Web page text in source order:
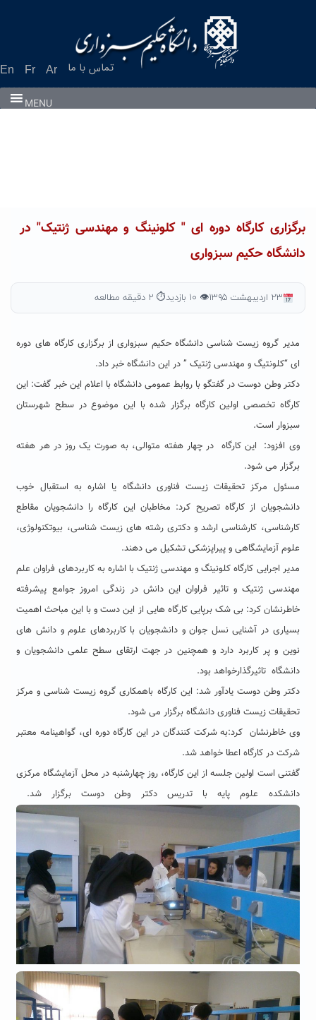
En Fr Ar تماس با ما
MENU
برگزاری کارگاه دوره ای " کلونینگ و مهندسی ژنتیک" در
دانشگاه حکیم سبزواری
۲۳ اردیبهشت ۱۳۹۵ 👁 ۱۰ بازدید ⏱ ۲ دقیقه مطالعه
مدیر گروه زیست شناسی دانشگاه حکیم سبزواری از برگزاری کارگاه های دوره
ای “کلونتیگ و مهندسی ژنتیک ” در این دانشگاه خبر داد.
دکتر وطن دوست در گفتگو با روابط عمومی دانشگاه با اعلام این خبر گفت: این
کارگاه تخصصی اولین کارگاه برگزار شده با این موضوع در سطح شهرستان
سبزوار است.
وی افزود: این کارگاه در چهار هفته متوالی، به صورت یک روز در هر هفته
برگزار می شود.
مسئول مرکز تحقیقات زیست فناوری دانشگاه یا اشاره به استقبال خوب
دانشجویان از کارگاه تصریح کرد: مخاطبان این کارگاه را دانشجویان مقاطع
کارشناسی، کارشناسی ارشد و دکتری رشته های زیست شناسی، بیوتکنولوژی،
علوم آزمایشگاهی و پیراپزشکی تشکیل می دهند.
مدیر اجرایی کارگاه کلونینگ و مهندسی ژنتیک با اشاره به کاربردهای فراوان علم
مهندسی ژنتیک و تاثیر فراوان این دانش در زندگی امروز جوامع پیشرفته
خاطرنشان کرد: بی شک برپایی کارگاه هایی از این دست و با این مباحث اهمیت
بسیاری در آشنایی نسل جوان و دانشجویان با کاربردهای علوم و دانش های
نوین و پر کاربرد دارد و همچنین در جهت ارتقای سطح علمی دانشجویان و
دانشگاه تاثیرگذارخواهد بود.
دکتر وطن دوست یادآور شد: این کارگاه باهمکاری گروه زیست شناسی و مرکز
تحقیقات زیست فناوری دانشگاه برگزار می شود.
وی خاطرنشان کرد:به شرکت کنندگان در این کارگاه دوره ای، گواهینامه معتبر
شرکت در کارگاه اعطا خواهد شد.
گفتنی است اولین جلسه از این کارگاه، روز چهارشنبه در محل آزمایشگاه مرکزی
دانشکده علوم پایه با تدریس دکتر وطن دوست برگزار شد.